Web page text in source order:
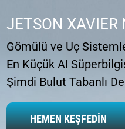
İŞ İSTASYONLARI
SUNUCULAR
ÇÖZÜMLERİMİZ
ÜRÜNLER
JETSON XAVIER
Gömülü ve Uç
En Küçük AI
Şimdi Bulut Tabanlı
HEMEN KEŞFEDİN